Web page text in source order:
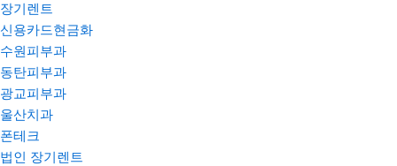
장기렌트
신용카드현금화
수원피부과
동탄피부과
광교피부과
울산치과
폰테크
법인 장기렌트